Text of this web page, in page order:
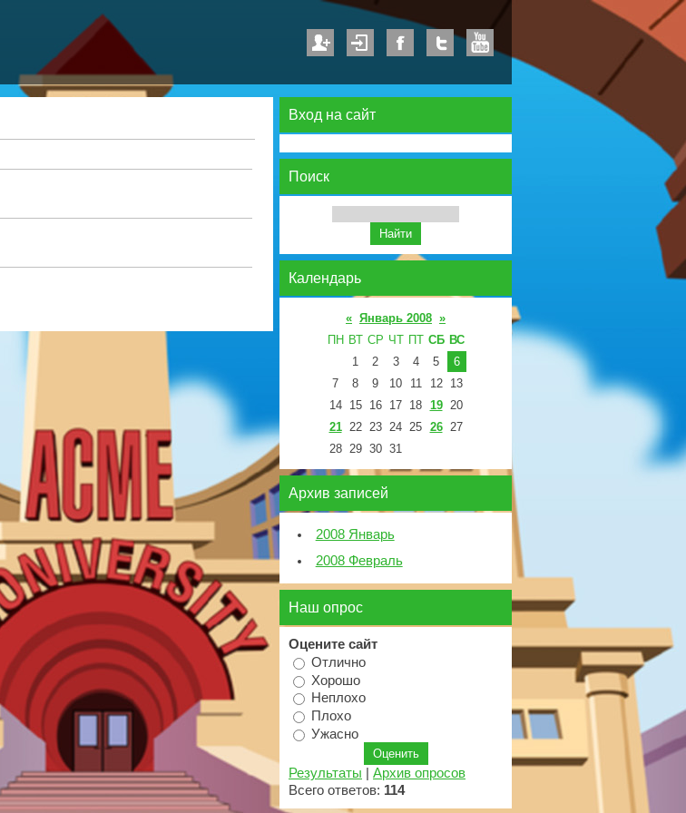
Вход на сайт
Поиск
Календарь
« Январь 2008 »
ПН ВТ СР ЧТ ПТ СБ ВС
1
2 3 4 5
6
7
8 9 10 11 12
13
14
15 16 17 18 19 20
21 22 23 24 25 26 27
28 29 30 31
Архив записей
2008 Январь
2008 Февраль
Наш опрос
Оцените сайт
Отлично
Хорошо
Неплохо
Плохо
Ужасно
Результаты
Архив опросов
Всего ответов: 114